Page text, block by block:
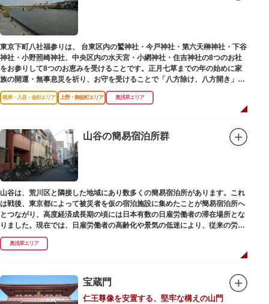
東京下町八社福参りは、 台東区内の鷲神社・今戸神社・第六天榊神社・下谷
神社・小野照崎神社、中央区内の水天宮・小網神社・住吉神社の8つのお社
をお参りして8つのお恵みを受けることです。正月七草までの年の始めに家
族の開運・無事息災を祈り、お守を受けることで「八方除け、八方開き」に
も通じます。
根岸・入谷・金杉エリア 上野・御徒町エリア 奥浅草エリア
山谷の簡易宿泊所群
山谷は、荒川区と隣接した地域にあり数多くの簡易宿泊所があります。これ
は戦後、東京都によって被災者を仮の宿泊施設に集めたことが簡易宿泊所へ
とつながり、高度経済成長期の頃には日本有数の日雇労働者の滞在場所とな
りました。現在では、日雇労働者の高齢化や景気の低迷により、従来の労働
者に代わって、外国人の利用が増えています。
奥浅草エリア
宝蔵門
仁王尊像を安置する、堅牢な構えの山門